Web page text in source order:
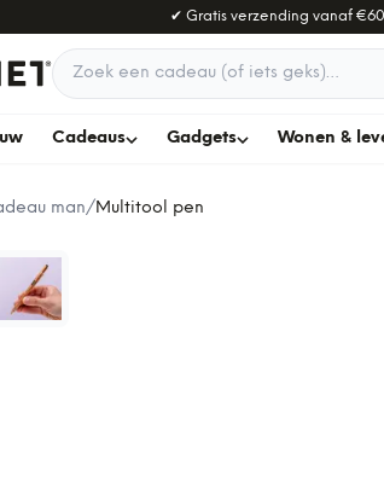
✔ Gratis verzending vanaf€60
Zoek een cadeau
Cadeaus Gadgets Wonen &
man/Multitool pen